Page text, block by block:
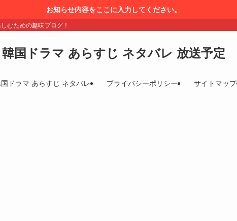
お知らせ内容をここに入力してください。
むための趣味ブログ！
韓国ドラマ あらすじ ネタバレ 放送予定
ドラマ あらすじ ネタバレ プライバシーポリシー サイトマップ